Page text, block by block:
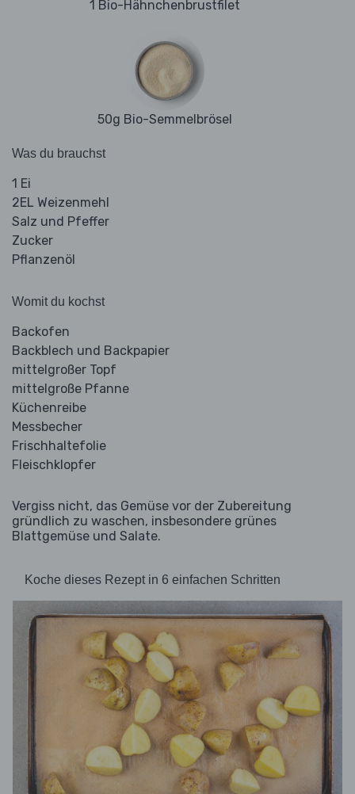
1 Bio-Hähnchenbrustfilet
50g Bio-Semmelbrösel
Was du brauchst
1 Ei
2EL Weizenmehl
Salz und Pfeffer
Zucker
Pflanzenöl
Womit du kochst
Backofen
Backblech und Backpapier
mittelgroßer Topf
mittelgroße Pfanne
Küchenreibe
Messbecher
Frischhaltefolie
Fleischklopfer
Vergiss nicht, das Gemüse vor der Zubereitung
gründlich zu waschen, insbesondere grünes
Blattgemüse und Salate.
Koche dieses Rezept in 6 einfachen Schritten